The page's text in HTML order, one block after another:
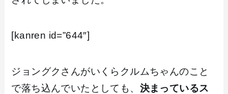
[kanren id=”644″]
ジョングクさんがいくらクルムちゃんのこと
で落ち込んでいたとしても、 決まっているス